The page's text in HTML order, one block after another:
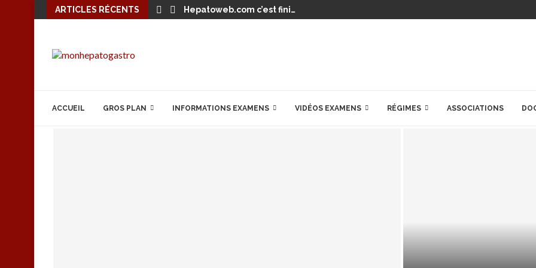
ARTICLES RÉCENTS Hepatoweb.com c’est fini…
ACCUEIL GROS PLAN INFORMATIONS EXAMENS VIDÉOS EXAMENS RÉGIMES ASSOCIATIONS